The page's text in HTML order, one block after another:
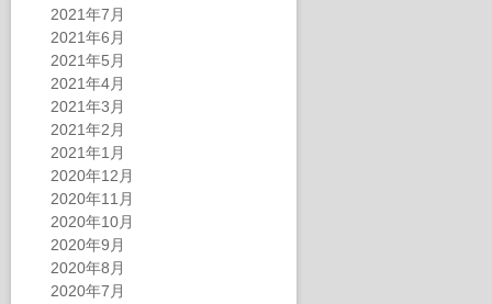
2021年7月
2021年6月
2021年5月
2021年4月
2021年3月
2021年2月
2021年1月
2020年12月
2020年11月
2020年10月
2020年9月
2020年8月
2020年7月